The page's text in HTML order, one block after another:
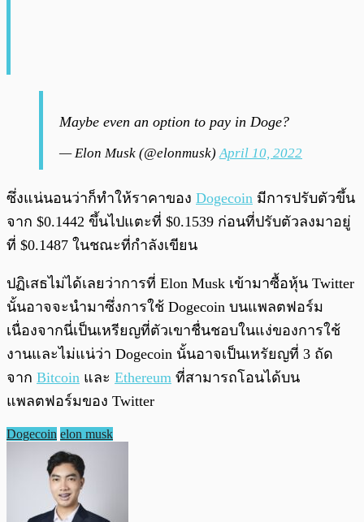
Maybe even an option to pay in Doge?
— Elon Musk (@elonmusk)April 10, 2022
ซึ่งแน่นอนว่าก็ทำให้ราคาของ Dogecoin มีการปรับตัวขึ้น
จาก $0.1442 ขึ้นไปแตะที่ $0.1539 ก่อนที่ปรับตัวลงมาอยู่
ที่ $0.1487 ในชณะที่กำลังเขียน
ปฏิเสธไม่ได้เลยว่าการที่ Elon Musk เข้ามาซื้อหุ้น Twitter
นั้นอาจจะนำมาซึ่งการใช้ Dogecoin บนแพลตฟอร์ม
เนื่องจากนี่เป็นเหรียญที่ตัวเขาชื่นชอบในแง่ของการใช้
งานและไม่แน่ว่า Dogecoin นั้นอาจเป็นเหรัยญที่ 3 ถัด
จาก Bitcoin และ Ethereum ที่สามารถโอนได้บน
แพลตฟอร์มของ Twitter
Dogecoin elon musk